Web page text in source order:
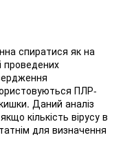
спиратися як на
проведених
ПЛР-
Даний аналіз
кількість вірусу в
для визначення